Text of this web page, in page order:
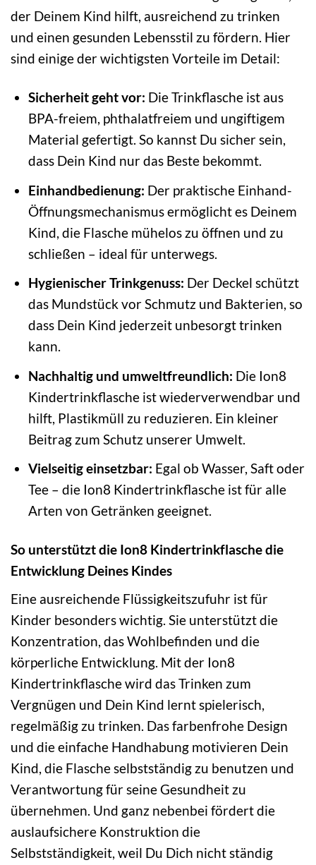
der Deinem Kind hilft, ausreichend zu trinken
und einen gesunden Lebensstil zu fördern. Hier
sind einige der wichtigsten Vorteile im Detail:
Sicherheit geht vor: Die Trinkflasche ist aus
BPA-freiem, phthalatfreiem und ungiftigem
Material gefertigt. So kannst Du sicher sein,
dass Dein Kind nur das Beste bekommt.
Einhandbedienung: Der praktische Einhand-
Öffnungsmechanismus ermöglicht es Deinem
Kind, die Flasche mühelos zu öffnen und zu
schließen – ideal für unterwegs.
Hygienischer Trinkgenuss: Der Deckel schützt
das Mundstück vor Schmutz und Bakterien, so
dass Dein Kind jederzeit unbesorgt trinken
kann.
Nachhaltig und umweltfreundlich: Die Ion8
Kindertrinkflasche ist wiederverwendbar und
hilft, Plastikmüll zu reduzieren. Ein kleiner
Beitrag zum Schutz unserer Umwelt.
Vielseitig einsetzbar: Egal ob Wasser, Saft oder
Tee – die Ion8 Kindertrinkflasche ist für alle
Arten von Getränken geeignet.
So unterstützt die Ion8 Kindertrinkflasche die
Entwicklung Deines Kindes
Eine ausreichende Flüssigkeitszufuhr ist für
Kinder besonders wichtig. Sie unterstützt die
Konzentration, das Wohlbefinden und die
körperliche Entwicklung. Mit der Ion8
Kindertrinkflasche wird das Trinken zum
Vergnügen und Dein Kind lernt spielerisch,
regelmäßig zu trinken. Das farbenfrohe Design
und die einfache Handhabung motivieren Dein
Kind, die Flasche selbstständig zu benutzen und
Verantwortung für seine Gesundheit zu
übernehmen. Und ganz nebenbei fördert die
auslaufsichere Konstruktion die
Selbstständigkeit, weil Du Dich nicht ständig